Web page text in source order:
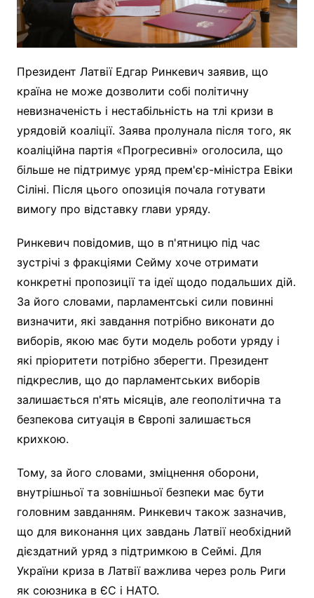
Президент Латвії Едгар Ринкевич заявив, що
країна не може дозволити собі політичну
невизначеність і нестабільність на тлі кризи в
урядовій коаліції. Заява пролунала після того, як
коаліційна партія «Прогресивні» оголосила, що
більше не підтримує уряд прем'єр-міністра Евіки
Сіліні. Після цього опозиція почала готувати
вимогу про відставку глави уряду.
Ринкевич повідомив, що в п'ятницю під час
зустрічі з фракціями Сейму хоче отримати
конкретні пропозиції та ідеї щодо подальших дій.
За його словами, парламентські сили повинні
визначити, які завдання потрібно виконати до
виборів, якою має бути модель роботи уряду і
які пріоритети потрібно зберегти. Президент
підкреслив, що до парламентських виборів
залишається п'ять місяців, але геополітична та
безпекова ситуація в Європі залишається
крихкою.
Тому, за його словами, зміцнення оборони,
внутрішньої та зовнішньої безпеки має бути
головним завданням. Ринкевич також зазначив,
що для виконання цих завдань Латвії необхідний
дієздатний уряд з підтримкою в Сеймі. Для
України криза в Латвії важлива через роль Риги
як союзника в ЄС і НАТО.